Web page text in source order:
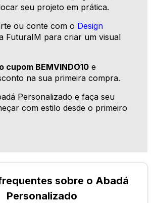
seu projeto em prática.
ou conte com o Design
FuturaIM para criar um visual
cupom BEMVINDO10 e
na sua primeira compra.
Personalizado e faça seu
com estilo desde o primeiro
sobre o Abadá
Personalizado